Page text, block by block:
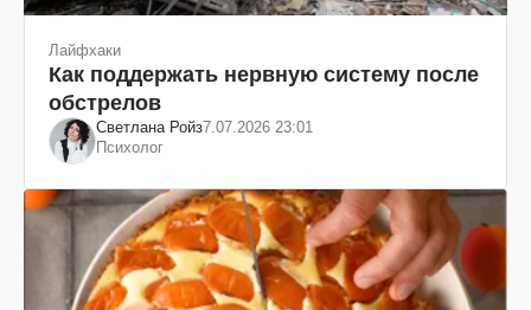
Лайфхаки
Как поддержать нервную систему после
обстрелов
Светлана Ройз7.07.2026 23:01
Психолог